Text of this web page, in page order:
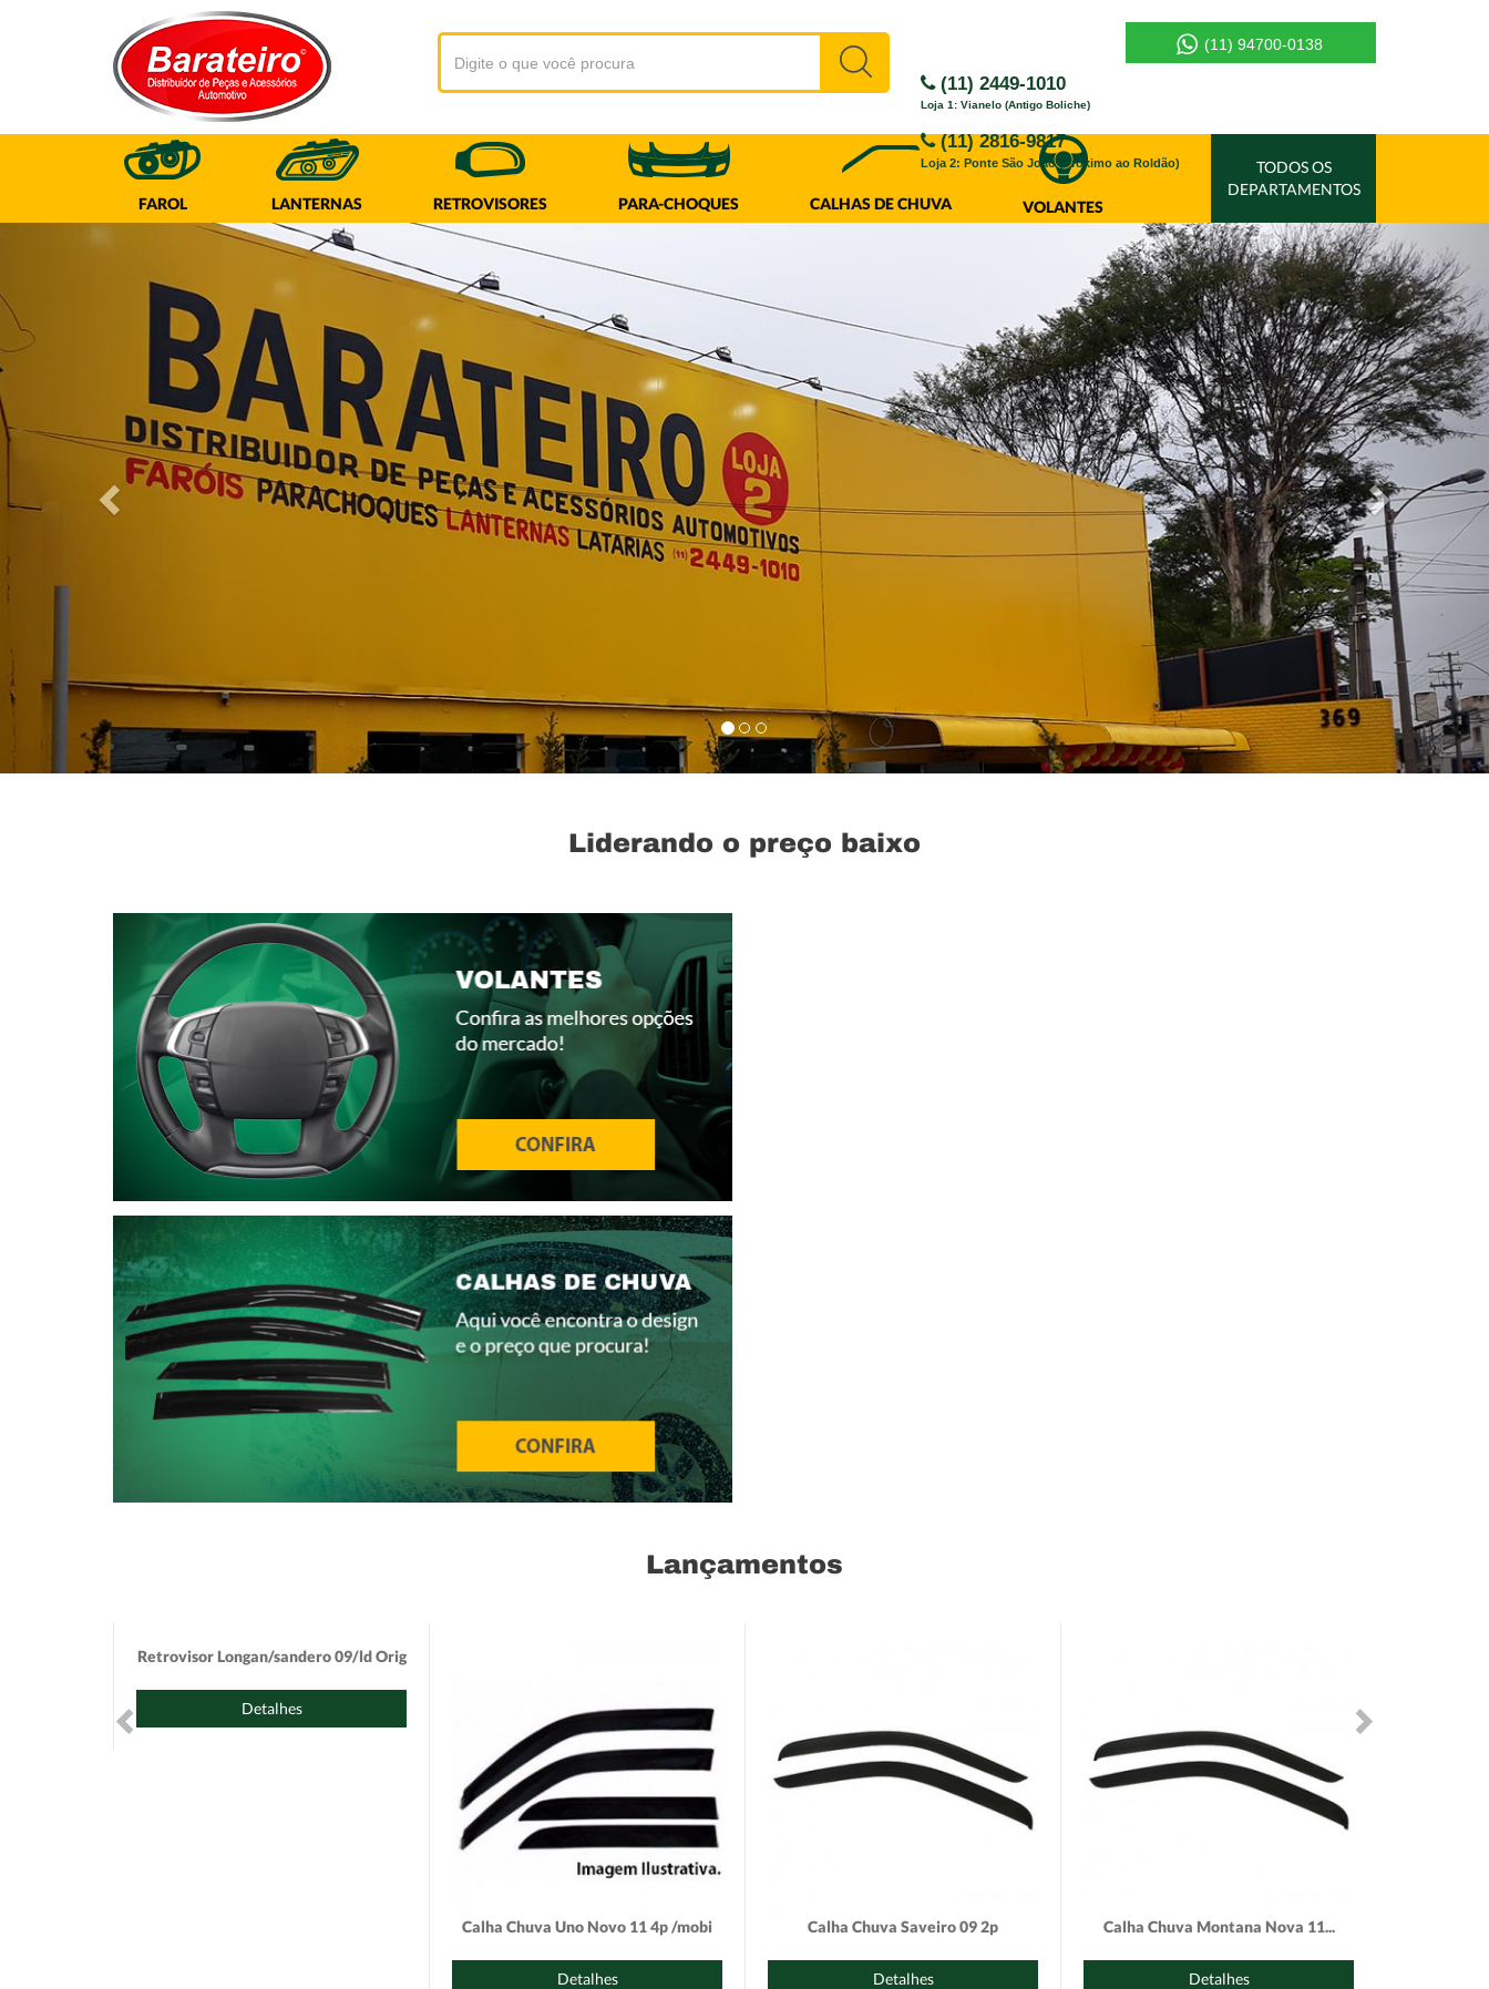
(11) 94700-0138
(11) 2449-1010
Loja 1: Vianelo (Antigo Boliche)
(11) 2816-9817
Loja 2: Ponte São João (Próximo ao Roldão)
FAROL LANTERNAS RETROVISORES PARA-CHOQUES CALHAS DE CHUVA VOLANTES
TODOS OS
DEPARTAMENTOS
Anterior
Liderando o preço baixo
Lançamentos
Retrovisor Longan/sandero 09/ld Orig
Detalhes
Calha Chuva Uno Novo 11 4p /mobi
Detalhes
Calha Chuva Saveiro 09 2p
Detalhes
Calha Chuva Montana Nova 11...
Detalhes